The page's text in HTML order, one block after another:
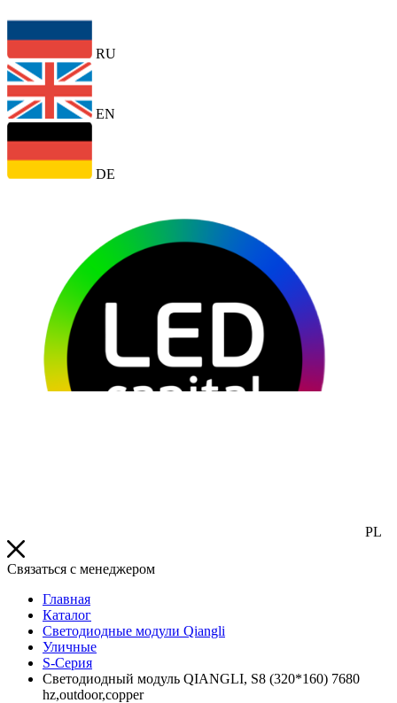
RU
EN
DE
PL
Связаться с менеджером
Главная
Каталог
Светодиодные модули Qiangli
Уличные
S-Серия
Светодиодный модуль QIANGLI, S8 (320*160) 7680
hz,outdoor,copper